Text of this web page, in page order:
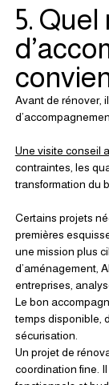
5. Quel
Avant de rénover,
Une visite conseil
contraintes, les
transformation du
Certains projets
premières
une mission plus
d’aménagement,
entreprises,
Le bon
temps disponible,
sécurisation.
Un projet de
coordination fine.